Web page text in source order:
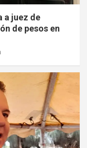
a juez de
de pesos en